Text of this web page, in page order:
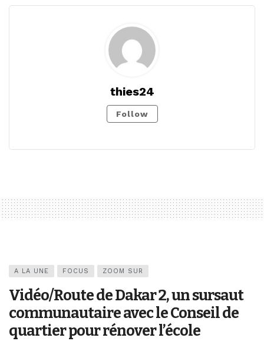
thies24
Follow
A LA UNE FOCUS ZOOM SUR
Vidéo/Route de Dakar 2, un sursaut
communautaire avec le Conseil de
quartier pour rénover l’école